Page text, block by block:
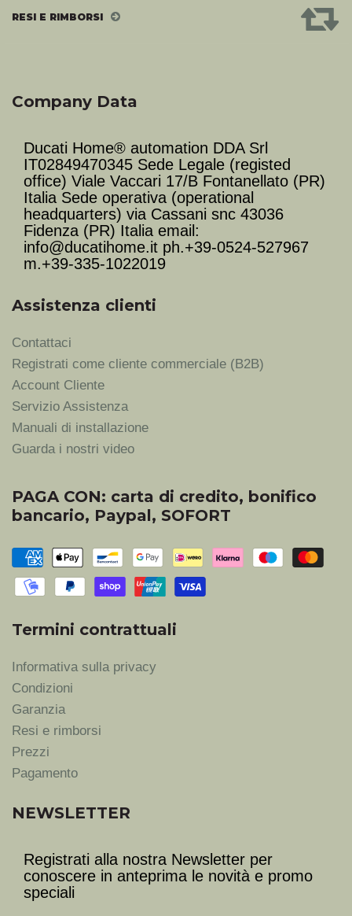
RESI E RIMBORSI
Company Data
Ducati Home® automation DDA Srl
IT02849470345 Sede Legale (registed
office) Viale Vaccari 17/B Fontanellato (PR)
Italia Sede operativa (operational
headquarters) via Cassani snc 43036
Fidenza (PR) Italia email:
info@ducatihome.it ph.+39-0524-527967
m.+39-335-1022019
Assistenza clienti
Contattaci
Registrati come cliente commerciale (B2B)
Account Cliente
Servizio Assistenza
Manuali di installazione
Guarda i nostri video
PAGA CON: carta di credito, bonifico
bancario, Paypal, SOFORT
Termini contrattuali
Informativa sulla privacy
Condizioni
Garanzia
Resi e rimborsi
Prezzi
Pagamento
NEWSLETTER
Registrati alla nostra Newsletter per
conoscere in anteprima le novità e promo
speciali